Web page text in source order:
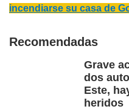
incendiarse su casa de
Recomendadas
Grave
dos
Este,
heridos